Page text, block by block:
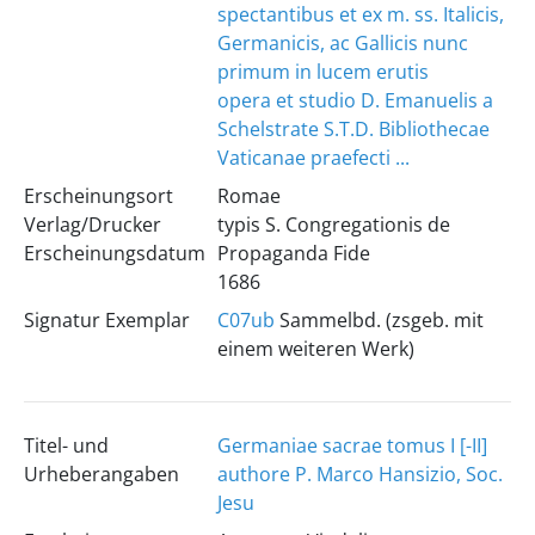
spectantibus et ex m. ss. Italicis,
Germanicis, ac Gallicis nunc
primum in lucem erutis
opera et studio D. Emanuelis a
Schelstrate S.T.D. Bibliothecae
Vaticanae praefecti ...
Erscheinungsort
Verlag/Drucker
Erscheinungsdatum
Romae
typis S. Congregationis de
Propaganda Fide
1686
Signatur Exemplar
C07ub Sammelbd. (zsgeb. mit
einem weiteren Werk)
Titel- und
Urheberangaben
Germaniae sacrae tomus I [-II]
authore P. Marco Hansizio, Soc.
Jesu